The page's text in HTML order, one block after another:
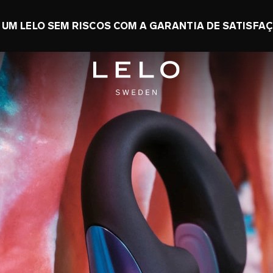
ATÉ 50% + GANHE UM TOY GRÁTIS 0 d